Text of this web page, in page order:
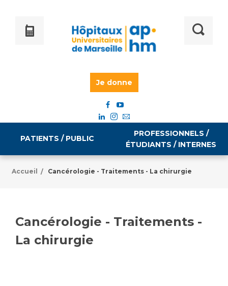
Je donne
PATIENTS / PUBLIC
Tarifs
Vous accompagnez, vous rendez visite à un patient
PROFESSIONNELS /
ÉTUDIANTS / INTERNES
Emploi / formation
Accueil / Cancérologie - Traitements - La chirurgie
Cancérologie - Traitements -
La chirurgie